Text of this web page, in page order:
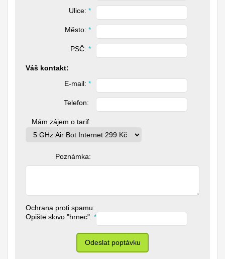
Ulice: *
Město: *
PSČ: *
Váš kontakt:
E-mail: *
Telefon:
Mám zájem o tarif:
Poznámka:
Ochrana proti spamu:
Opište slovo "hrnec": *
Odeslat poptávku